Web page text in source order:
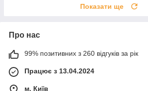
Показати ще
Про нас
99% позитивних з 260 відгуків за рік
Працює з 13.04.2024
м. Київ